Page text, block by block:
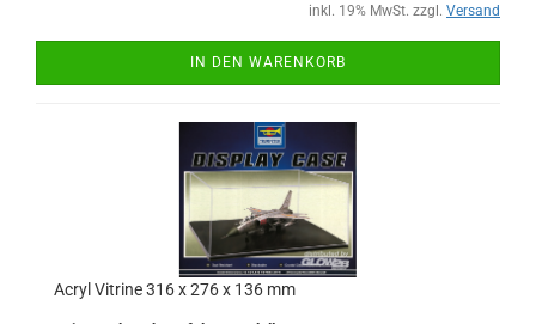
inkl. 19% MwSt. zzgl. Versand
IN DEN WARENKORB
Acryl Vitrine 316 x 276 x 136 mm